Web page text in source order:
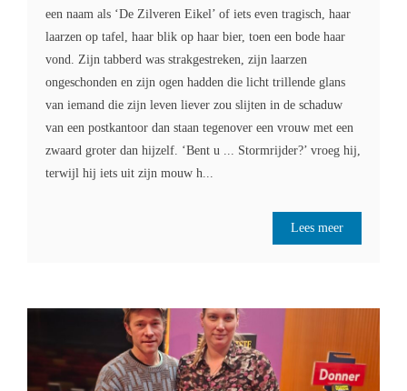
een naam als ‘De Zilveren Eikel’ of iets even tragisch, haar
laarzen op tafel, haar blik op haar bier, toen een bode haar
vond. Zijn tabberd was strakgestreken, zijn laarzen
ongeschonden en zijn ogen hadden die licht trillende glans
van iemand die zijn leven liever zou slijten in de schaduw
van een postkantoor dan staan tegenover een vrouw met een
zwaard groter dan hijzelf. ‘Bent u ... Stormrijder?’ vroeg hij,
terwijl hij iets uit zijn mouw h...
Lees meer